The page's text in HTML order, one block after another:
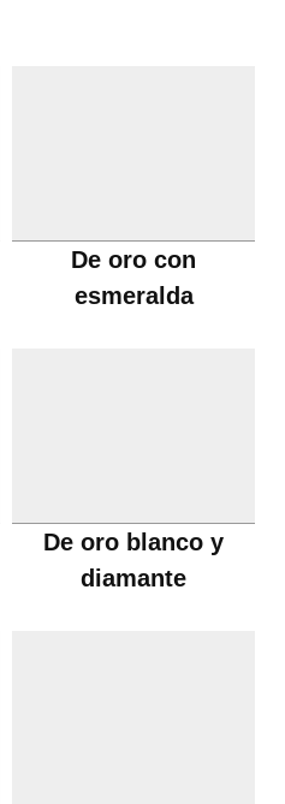
De oro con
esmeralda
De oro blanco y
diamante